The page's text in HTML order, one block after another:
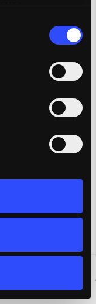
TILL KASSAN